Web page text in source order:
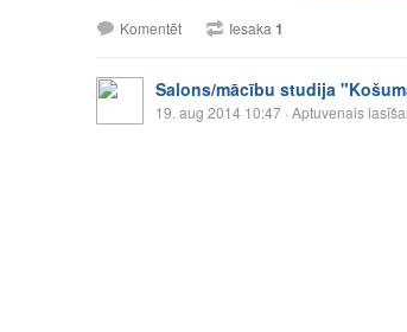
Komentēt Iesaka 1
Salons/mācību studija
19. aug 2014 10:47 · Aptuvenais